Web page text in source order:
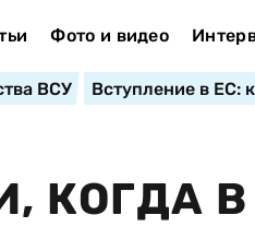
Фото и видео
ВСУ Вступление в ЕС:
КОГДА